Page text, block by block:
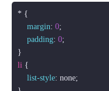
* {
margin: 0;
padding: 0;
li {
list-style: none;